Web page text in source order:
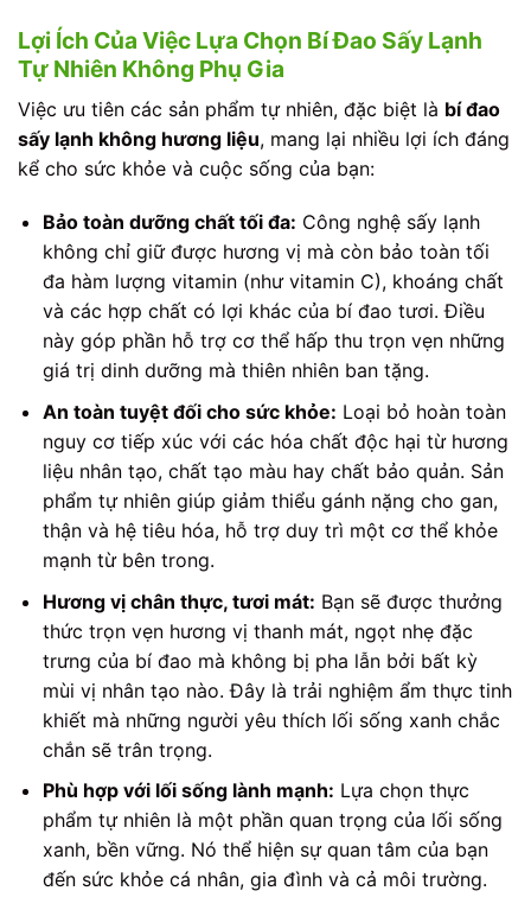
Lợi Ích Của Việc Lựa Chọn Bí Đao Sấy Lạnh
Tự Nhiên Không Phụ Gia
Việc ưu tiên các sản phẩm tự nhiên, đặc biệt là bí đao
sấy lạnh không hương liệu, mang lại nhiều lợi ích đáng
kể cho sức khỏe và cuộc sống của bạn:
Bảo toàn dưỡng chất tối đa: Công nghệ sấy lạnh
không chỉ giữ được hương vị mà còn bảo toàn tối
đa hàm lượng vitamin (như vitamin C), khoáng chất
và các hợp chất có lợi khác của bí đao tươi. Điều
này góp phần hỗ trợ cơ thể hấp thu trọn vẹn những
giá trị dinh dưỡng mà thiên nhiên ban tặng.
An toàn tuyệt đối cho sức khỏe: Loại bỏ hoàn toàn
nguy cơ tiếp xúc với các hóa chất độc hại từ hương
liệu nhân tạo, chất tạo màu hay chất bảo quản. Sản
phẩm tự nhiên giúp giảm thiểu gánh nặng cho gan,
thận và hệ tiêu hóa, hỗ trợ duy trì một cơ thể khỏe
mạnh từ bên trong.
Hương vị chân thực, tươi mát: Bạn sẽ được thưởng
thức trọn vẹn hương vị thanh mát, ngọt nhẹ đặc
trưng của bí đao mà không bị pha lẫn bởi bất kỳ
mùi vị nhân tạo nào. Đây là trải nghiệm ẩm thực tinh
khiết mà những người yêu thích lối sống xanh chắc
chắn sẽ trân trọng.
Phù hợp với lối sống lành mạnh: Lựa chọn thực
phẩm tự nhiên là một phần quan trọng của lối sống
xanh, bền vững. Nó thể hiện sự quan tâm của bạn
đến sức khỏe cá nhân, gia đình và cả môi trường.